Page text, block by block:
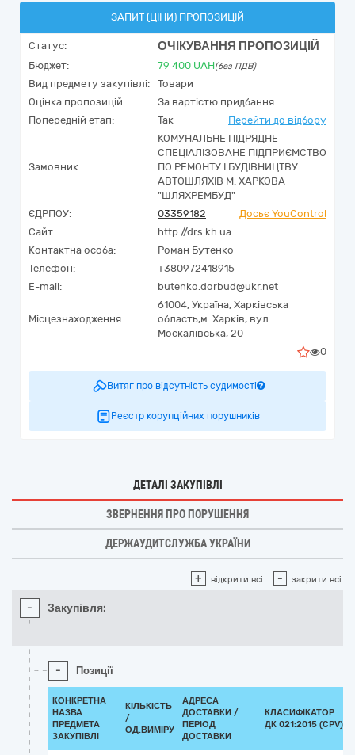
ЗАПИТ (ЦІНИ) ПРОПОЗИЦІЙ
Статус: ОЧІКУВАННЯ ПРОПОЗИЦІЙ
Бюджет: 79 400 UAH(без ПДВ)
Вид предмету закупівлі:
Товари
Оцінка пропозицій:
За вартістю придбання
Попередній етап:
Так Перейти до відбору
Замовник:
КОМУНАЛЬНЕ ПІДРЯДНЕ
СПЕЦІАЛІЗОВАНЕ ПІДПРИЄМСТВО
ПО РЕМОНТУ І БУДІВНИЦТВУ
АВТОШЛЯХІВ М. ХАРКОВА
"ШЛЯХРЕМБУД"
ЄДРПОУ:
03359182
Досьє YouControl
Сайт:
http://drs.kh.ua
Контактна особа:
Роман Бутенко
Телефон:
+380972418915
E-mail:
butenko.dorbud@ukr.net
Місцезнаходження:
61004, Україна, Харківська
область,м. Харків, вул.
Москалівська, 20
0
Витяг про відсутність судимості
Реєстр корупційних порушників
ДЕТАЛІ ЗАКУПІВЛІ
ЗВЕРНЕННЯ ПРО ПОРУШЕННЯ
ДЕРЖАУДИТСЛУЖБА УКРАЇНИ
+ відкрити всі - закрити всі
- Закупівля:
- Позиції
КОНКРЕТНА
НАЗВА
ПРЕДМЕТА
ЗАКУПІВЛІ
КІЛЬКІСТЬ
/
ОД.ВИМІРУ
АДРЕСА
ДОСТАВКИ /
ПЕРІОД
ДОСТАВКИ
КЛАСИФІКАТОР
ДК 021:2015 (CPV)